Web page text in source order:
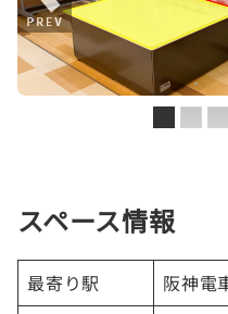
スペース情報
最寄り駅 阪神電